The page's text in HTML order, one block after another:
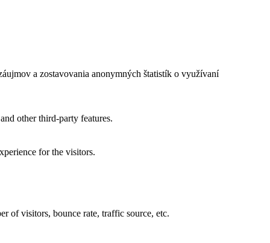
a zostavovania anonymných štatistík o využívaní
other third-party features.
for the visitors.
of visitors, bounce rate, traffic source, etc.